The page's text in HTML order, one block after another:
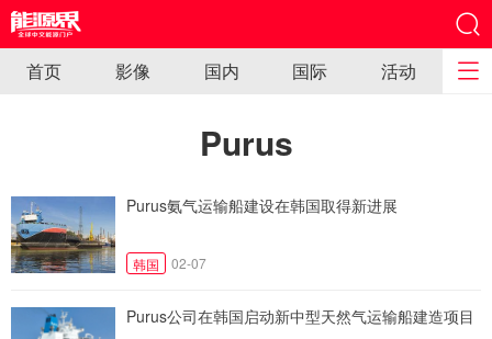
首页 影像 国内 国际 活动
Purus
Purus氨气运输船建设在韩国取得新进展
韩国 02-07
Purus公司在韩国启动新中型天然气运输船建造项目